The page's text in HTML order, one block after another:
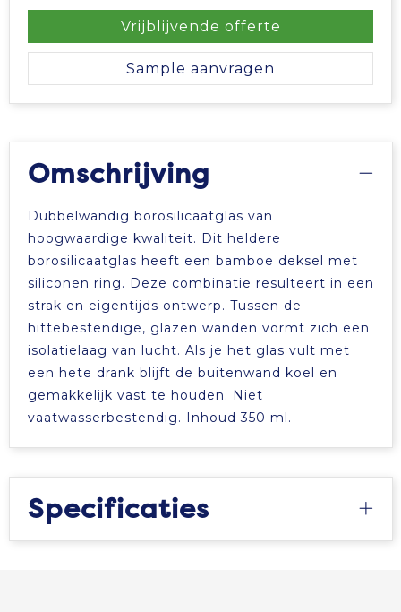
Vrijblijvende offerte
Sample aanvragen
Omschrijving
Dubbelwandig borosilicaatglas van
hoogwaardige kwaliteit. Dit heldere
borosilicaatglas heeft een bamboe deksel met
siliconen ring. Deze combinatie resulteert in een
strak en eigentijds ontwerp. Tussen de
hittebestendige, glazen wanden vormt zich een
isolatielaag van lucht. Als je het glas vult met
een hete drank blijft de buitenwand koel en
gemakkelijk vast te houden. Niet
vaatwasserbestendig. Inhoud 350 ml.
Specificaties